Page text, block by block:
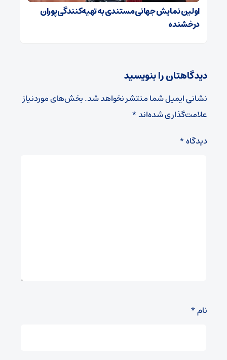
اولین نمایش جهانی مستندی به تهیه‌کنندگی پوران
درخشنده
دیدگاهتان را بنویسید
نشانی ایمیل شما منتشر نخواهد شد.بخش‌های موردنیاز
علامت‌گذاری شده‌اند*
دیدگاه*
نام*